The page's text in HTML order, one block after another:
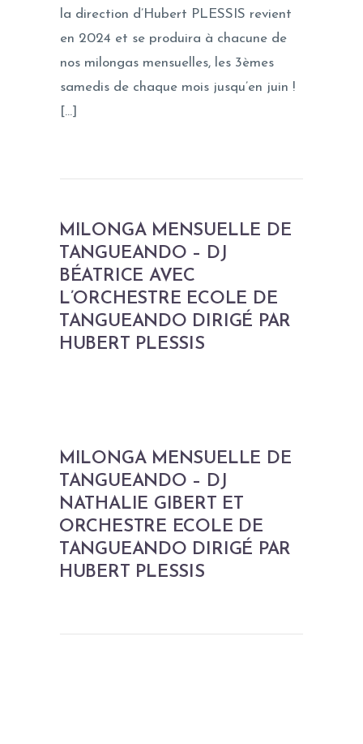
la direction d’Hubert PLESSIS revient
en 2024 et se produira à chacune de
nos milongas mensuelles, les 3èmes
samedis de chaque mois jusqu’en juin !
[…]
MILONGA MENSUELLE DE
TANGUEANDO – DJ
BÉATRICE AVEC
L’ORCHESTRE ECOLE DE
TANGUEANDO DIRIGÉ PAR
HUBERT PLESSIS
MILONGA MENSUELLE DE
TANGUEANDO – DJ
NATHALIE GIBERT ET
ORCHESTRE ECOLE DE
TANGUEANDO DIRIGÉ PAR
HUBERT PLESSIS